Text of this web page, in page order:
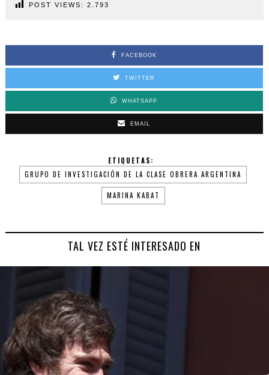
POST VIEWS: 2.793
FACEBOOK
TWITTER
WHATSAPP
EMAIL
ETIQUETAS:
GRUPO DE INVESTIGACIÓN DE LA CLASE OBRERA ARGENTINA
MARINA KABAT
TAL VEZ ESTÉ INTERESADO EN